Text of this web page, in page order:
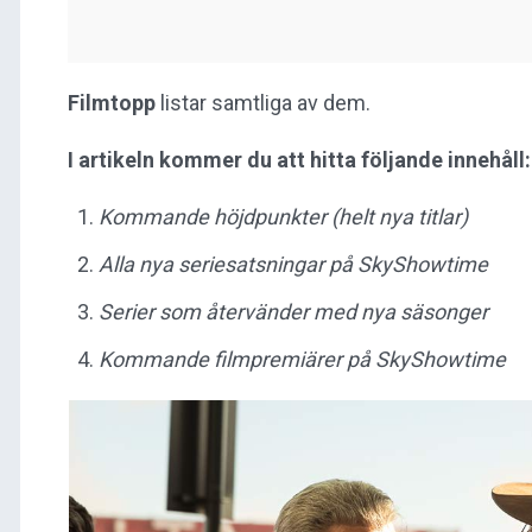
Filmtopp listar samtliga av dem.
I artikeln kommer du att hitta följande
Kommande höjdpunkter (helt nya titlar)
Alla nya seriesatsningar på SkyShowtime
Serier som återvänder med nya säsonger
Kommande filmpremiärer på SkyShowtime